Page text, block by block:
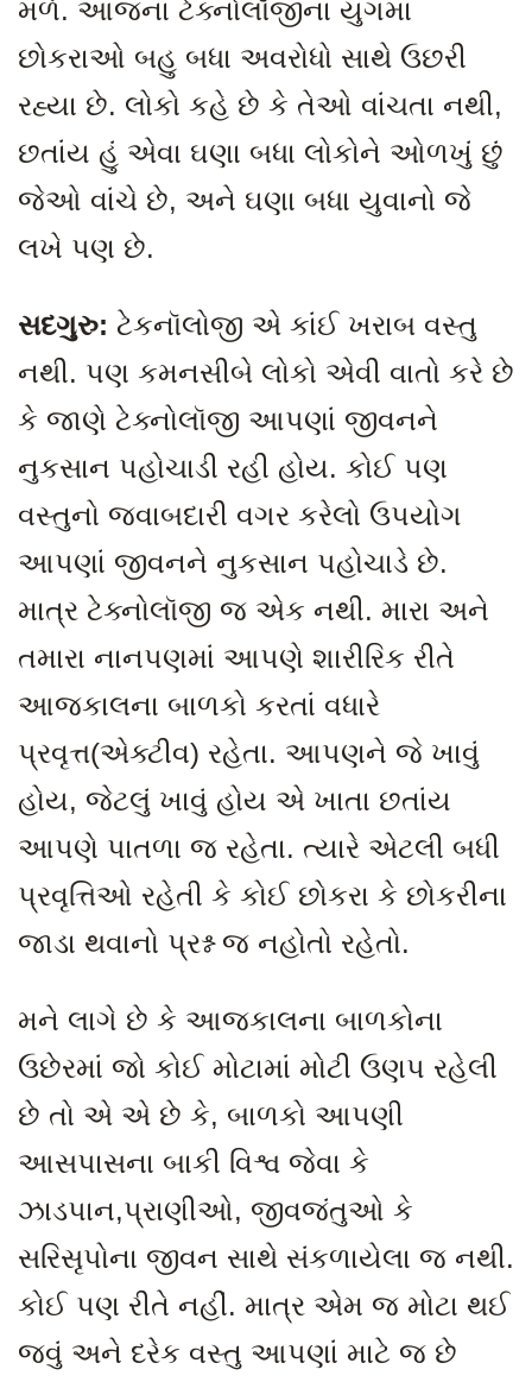
મળે. આજના ટેક્નોલૉજીના યુગમાં
છોકરાઓ બહુ બધા અવરોધો સાથે ઉછરી
રહ્યા છે. લોકો કહે છે કે તેઓ વાંચતા નથી,
છતાંય હું એવા ઘણા બધા લોકોને ઓળખું છું
જેઓ વાંચે છે, અને ઘણા બધા યુવાનો જે
લખે પણ છે.
સદગુરુ: ટેકનૉલોજી એ કાંઈ ખરાબ વસ્તુ
નથી. પણ કમનસીબે લોકો એવી વાતો કરે છે
કે જાણે ટેક્નોલૉજી આપણાં જીવનને
નુકસાન પહોચાડી રહી હોય. કોઈ પણ
વસ્તુનો જવાબદારી વગર કરેલો ઉપયોગ
આપણાં જીવનને નુકસાન પહોચાડે છે.
માત્ર ટેક્નોલૉજી જ એક નથી. મારા અને
તમારા નાનપણમાં આપણે શારીરિક રીતે
આજકાલના બાળકો કરતાં વધારે
પ્રવૃત્ત(એક્ટીવ) રહેતા. આપણને જે ખાવું
હોય, જેટલું ખાવું હોય એ ખાતા છતાંય
આપણે પાતળા જ રહેતા. ત્યારે એટલી બધી
પ્રવૃત્તિઓ રહેતી કે કોઈ છોકરા કે છોકરીના
જાડા થવાનો પ્રશ્ન જ નહોતો રહેતો.
મને લાગે છે કે આજકાલના બાળકોના
ઉછેરમાં જો કોઈ મોટામાં મોટી ઉણપ રહેલી
છે તો એ એ છે કે, બાળકો આપણી
આસપાસના બાકી વિશ્વ જેવા કે
ઝાડપાન,પ્રાણીઓ, જીવજંતુઓ કે
સરિસૃપોના જીવન સાથે સંકળાયેલા જ નથી.
કોઈ પણ રીતે નહીં. માત્ર એમ જ મોટા થઈ
જવું અને દરેક વસ્તુ આપણાં માટે જ છે